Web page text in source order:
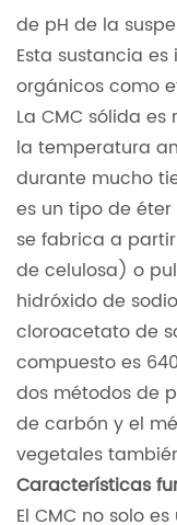
de pH de la
Esta sustancia
orgánicos como
La CMC sólida
la temperatura
durante mucho
es un tipo de
se fabrica a
de celulosa) o
hidróxido de
cloroacetato de
compuesto es
dos métodos de
de carbón y el
vegetales
Características
El CMC no solo